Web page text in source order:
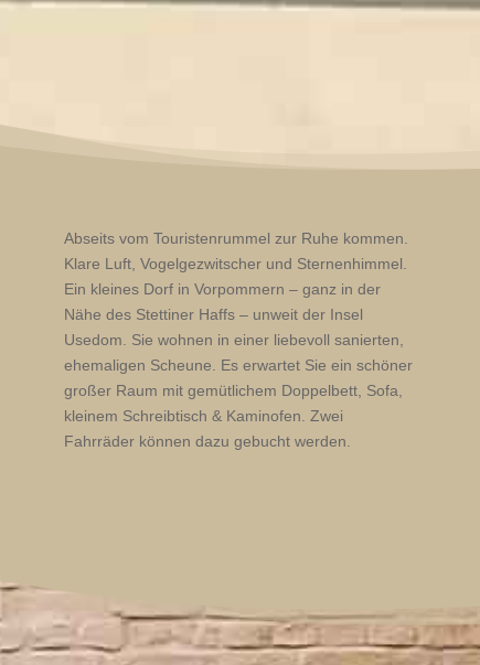
Abseits vom Touristenrummel zur Ruhe kommen.
Klare Luft, Vogelgezwitscher und Sternenhimmel.
Ein kleines Dorf in Vorpommern – ganz in der
Nähe des Stettiner Haffs – unweit der Insel
Usedom. Sie wohnen in einer liebevoll sanierten,
ehemaligen Scheune. Es erwartet Sie ein schöner
großer Raum mit gemütlichem Doppelbett, Sofa,
kleinem Schreibtisch & Kaminofen. Zwei
Fahrräder können dazu gebucht werden.